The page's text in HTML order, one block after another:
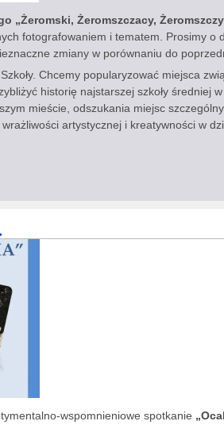
„Żeromski, Żeromszczacy,
fotografowaniem i tematem. Prosimy o
zmiany w porównaniu do
Chcemy popularyzować miejsca
historię najstarszej szkoły średniej
mieście, odszukania miejsc
artystycznej i kreatywności w
wspomnieniowe spotkanie